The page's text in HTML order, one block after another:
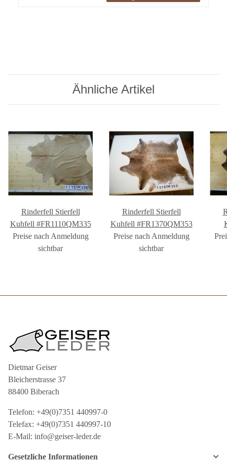
Ähnliche Artikel
Rinderfell Stierfell
Kuhfell #FR1110QM335
Preise nach Anmeldung
sichtbar
Rinderfell Stierfell
Kuhfell #FR1370QM353
Preise nach Anmeldung
sichtbar
Dietmar Geiser
Bleicherstrasse 37
88400 Biberach
Telefon: +49(0)7351 440997-0
Telefax: +49(0)7351 440997-10
E-Mail: info@geiser-leder.de
Gesetzliche Informationen